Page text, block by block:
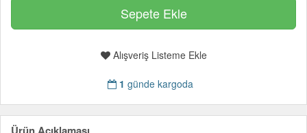
Alışveriş Listeme Ekle
1 günde kargoda